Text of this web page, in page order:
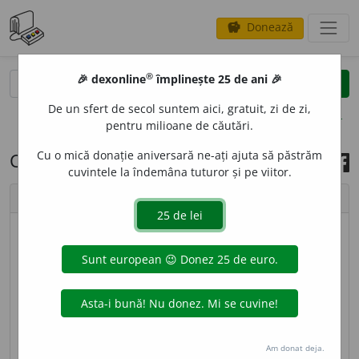
savings Donează
opțiuni
Cuvântul zilei, 16 iunie 2022
© imagine Addell Design
BRIANTINĂs. f.Produs cosmetic gras, lichid sau de
consistența unei paste, care servește pentru a da
🎉 dexonline® împlinește 25 de ani 🎉
De un sfert de secol suntem aici, gratuit, zi de zi,
pentru milioane de căutări.
Cu o mică donație aniversară ne-ați ajuta să păstrăm
cuvintele la îndemâna tuturor și pe viitor.
Am donat deja.